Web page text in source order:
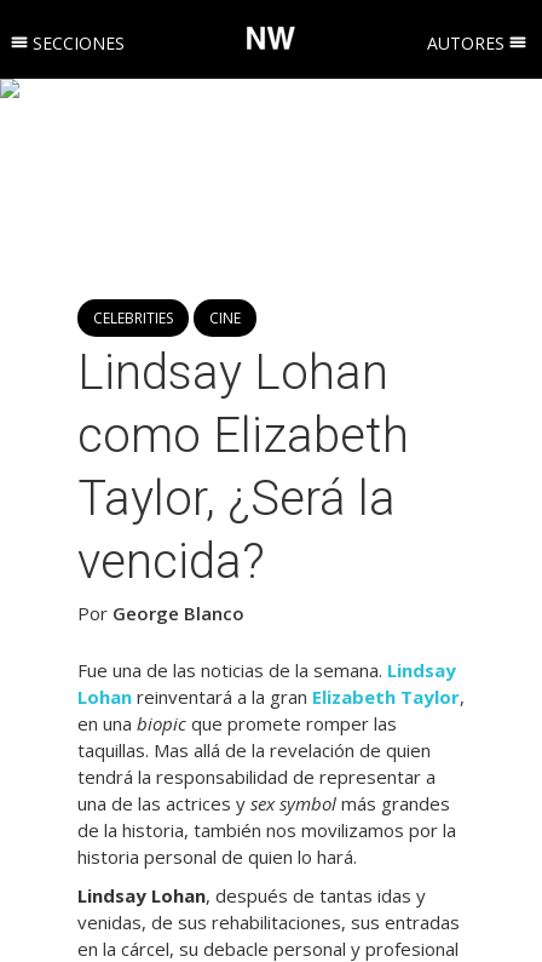
SECCIONES AUTORES
CELEBRITIES CINE
Lindsay Lohan
como Elizabeth
Taylor, ¿Será la
vencida?
Por George Blanco
Fue una de las noticias de la semana. Lindsay
Lohan reinventará a la gran Elizabeth Taylor,
en una biopic que promete romper las
taquillas. Mas allá de la revelación de quien
tendrá la responsabilidad de representar a
una de las actrices y sex symbol más grandes
de la historia, también nos movilizamos por la
historia personal de quien lo hará.
Lindsay Lohan, después de tantas idas y
venidas, de sus rehabilitaciones, sus entradas
en la cárcel, su debacle personal y profesional